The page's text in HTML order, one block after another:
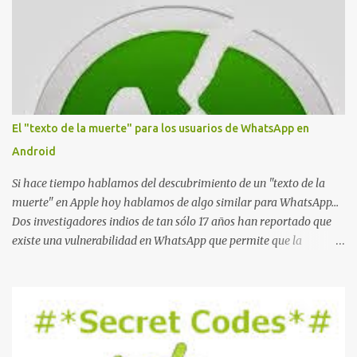
El "texto de la muerte" para los usuarios de WhatsApp en
Android
Si hace tiempo hablamos del descubrimiento de un "texto de la
muerte" en Apple hoy hablamos de algo similar para WhatsApp...
Dos investigadores indios de tan sólo 17 años han reportado que
existe una vulnerabilidad en WhatsApp que permite que la
La vulnerabilidad ha sido probada y funciona correctamente en la
mayoría de las versiones de Android y de WhatsApp incluyendo la
2.11.431 y 2.11.432. Sin embargo todavía no se ha probado en iOS y